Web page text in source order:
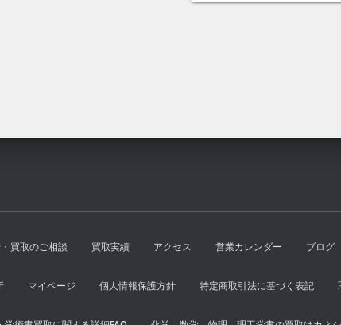
買取のご相談 買取実績 アクセス 営業カレンダー ブログ
マイページ 個人情報保護方針 特定商取引法に基づく表記